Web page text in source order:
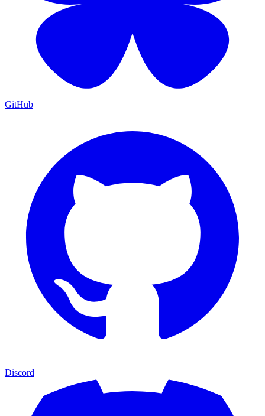
GitHub
Discord